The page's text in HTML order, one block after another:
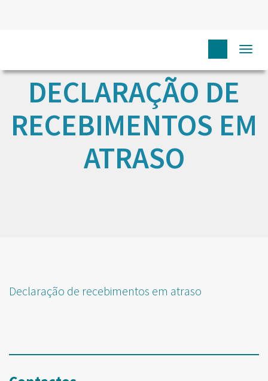
DECLARAÇÃO DE
RECEBIMENTOS EM
ATRASO
Declaração de recebimentos em atraso